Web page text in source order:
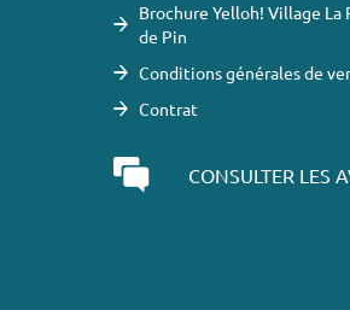
Brochure Yelloh! Village La
de Pin
Conditions générales de
Contrat
CONSULTER LES